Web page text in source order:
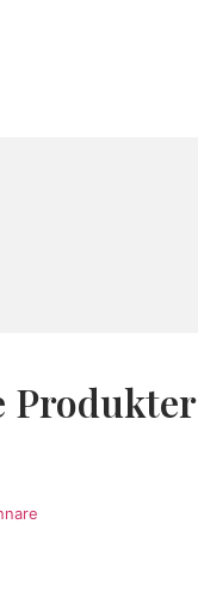
Produkter